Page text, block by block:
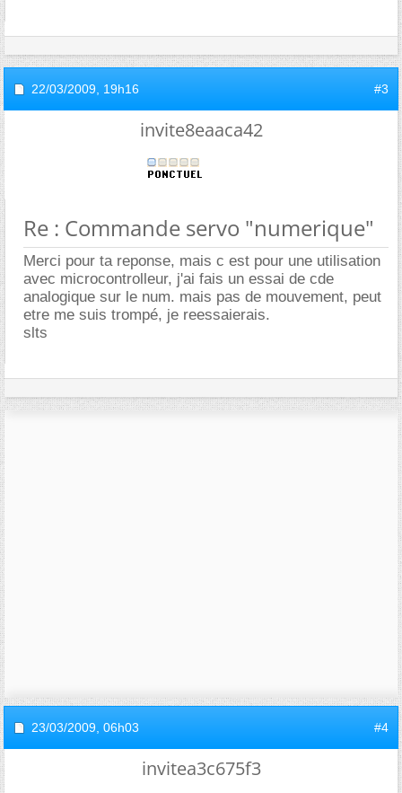
22/03/2009, 19h16 #3
invite8eaaca42
Re : Commande servo "numerique"
Merci pour ta reponse, mais c est pour une utilisation
avec microcontrolleur, j'ai fais un essai de cde
analogique sur le num. mais pas de mouvement, peut
etre me suis trompé, je reessaierais.
slts
23/03/2009, 06h03 #4
invitea3c675f3